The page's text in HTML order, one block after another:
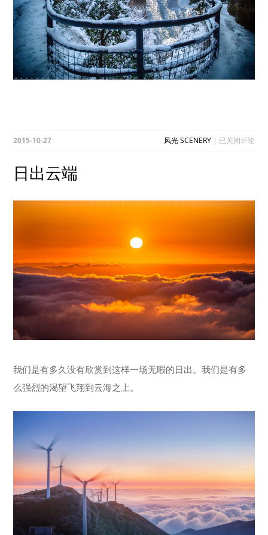
2015-10-27 风光 SCENERY| 日
已关闭评论
日出云端
我们是有多久没有欣赏到这样一场无暇的日出。我们是有多
么强烈的渴望飞翔到云海之上。